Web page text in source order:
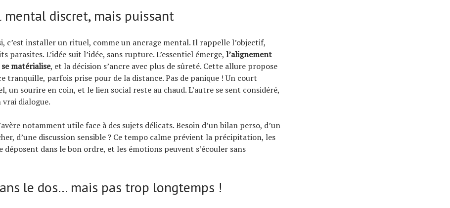
discret, mais puissant
c’est installer un rituel, comme un ancrage mental. Il rappelle l’objectif,
parasites. L’idée suit l’idée, sans rupture. L’essentiel émerge, l’alignement
matérialise, et la décision s’ancre avec plus de sûreté. Cette allure propose
tranquille, parfois prise pour de la distance. Pas de panique ! Un court
un sourire en coin, et le lien social reste au chaud. L’autre se sent considéré,
dialogue.
notamment utile face à des sujets délicats. Besoin d’un bilan perso, d’un
d’une discussion sensible ? Ce tempo calme prévient la précipitation, les
déposent dans le bon ordre, et les émotions peuvent s’écouler sans
le dos… mais pas trop longtemps !